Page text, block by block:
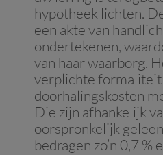
hypotheek lichten.
een akte van
ondertekenen,
van haar waarborg.
verplichte formaliteit
doorhalingskosten
Die zijn afhankelijk
oorspronkelijk
bedragen zo’n 0,7 %